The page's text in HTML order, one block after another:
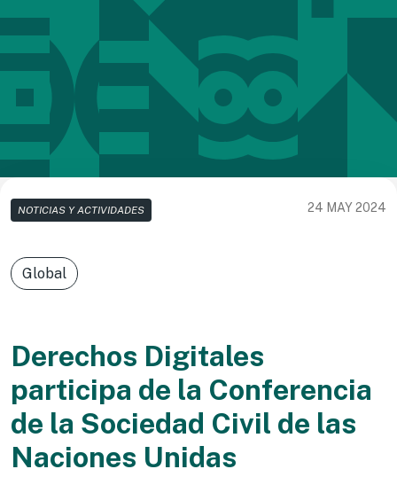
NOTICIAS Y ACTIVIDADES 24 MAY 2024
Global
Derechos Digitales
participa de la Conferencia
de la Sociedad Civil de las
Naciones Unidas